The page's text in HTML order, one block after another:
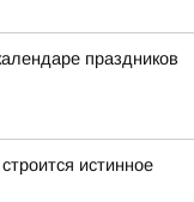
праздников
истинное